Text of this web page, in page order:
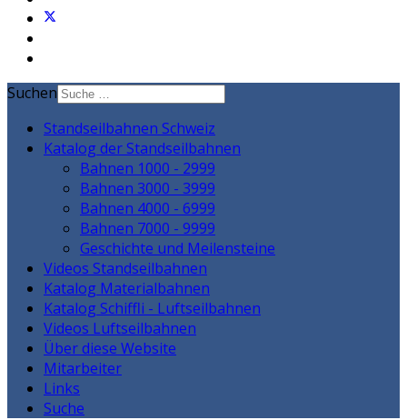
Suchen
Standseilbahnen Schweiz
Katalog der Standseilbahnen
Bahnen 1000 - 2999
Bahnen 3000 - 3999
Bahnen 4000 - 6999
Bahnen 7000 - 9999
Geschichte und Meilensteine
Videos Standseilbahnen
Katalog Materialbahnen
Katalog Schiffli - Luftseilbahnen
Videos Luftseilbahnen
Über diese Website
Mitarbeiter
Links
Suche